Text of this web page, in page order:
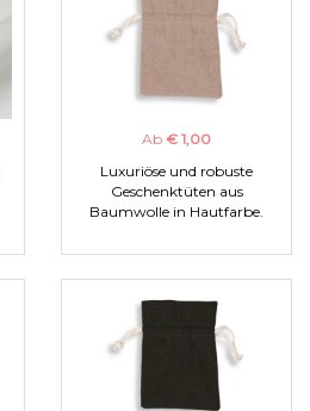
Ab € 1,00
Luxuriöse und robuste
Geschenktüten aus
Baumwolle in Hautfarbe.